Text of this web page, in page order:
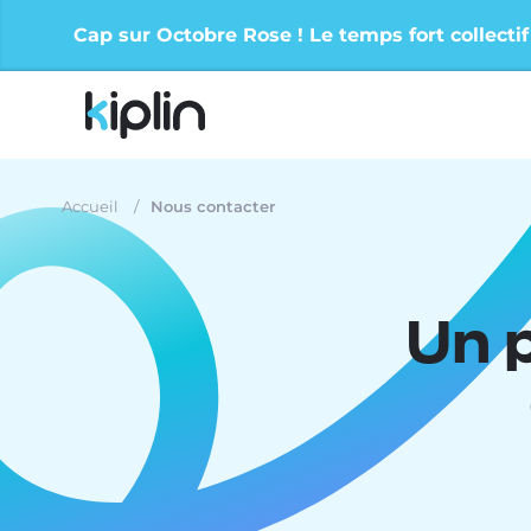
Cap sur Octobre Rose ! Le temps fort
Accueil Nous contacter
Un